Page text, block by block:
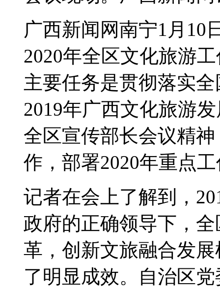
广西新闻网南宁1月10
2020年全区文化旅游
主要任务是贯彻落实
2019年广西文化旅游
全区宣传部长会议精
作，部署2020年重点
记者在会上了解到，
政府的正确领导下，
革，创新文旅融合发
了明显成效。自治区